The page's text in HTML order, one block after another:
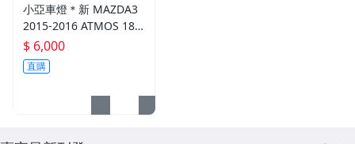
小亞車燈＊新 MAZDA3
2015-2016 ATMOS 18
吋 鋁圈 輪框 18*8.5 5/1
08 ET40 5孔108 銀黑車
邊 鉚釘款
$ 6,000
直購